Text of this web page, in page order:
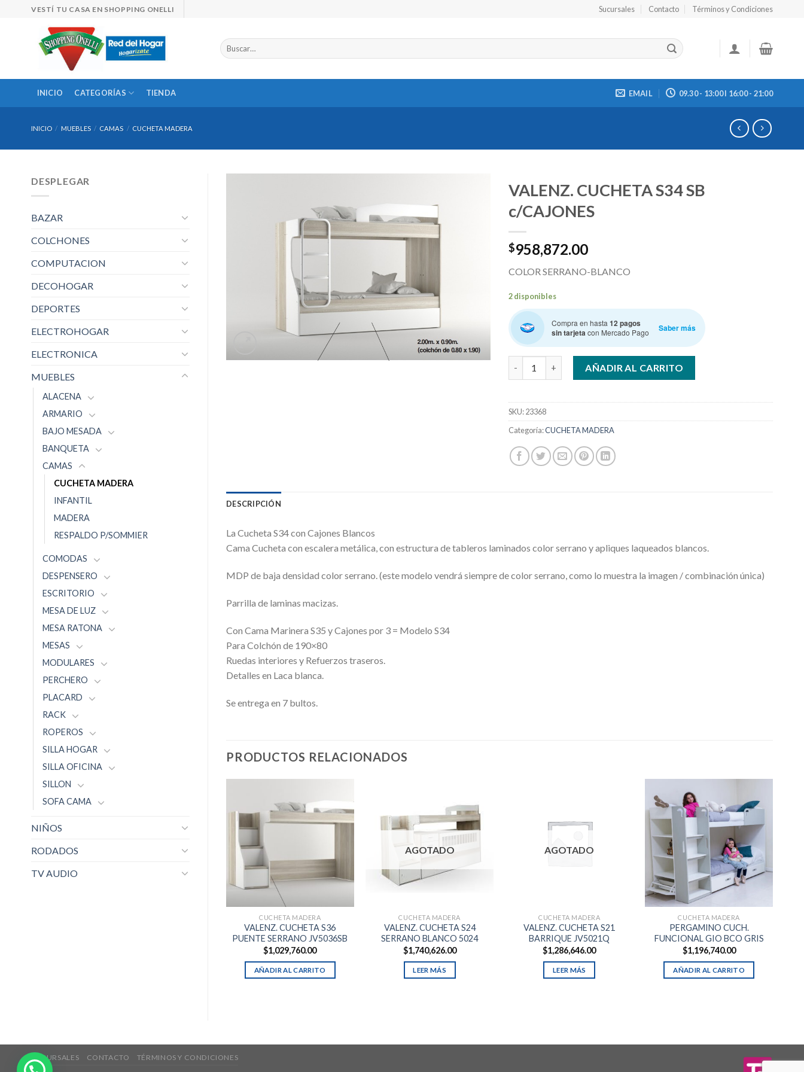
VESTÍ TU CASA EN SHOPPING ONELLI Sucursales Contacto Términos y Condiciones
Buscar
por:
INICIO CATEGORÍAS TIENDA EMAIL 09.30 - 13:00 I 16:00 - 21:00
INICIO / MUEBLES / CAMAS / CUCHETA MADERA
DESPLEGAR
BAZAR
COLCHONES
COMPUTACION
DECOHOGAR
DEPORTES
ELECTROHOGAR
ELECTRONICA
MUEBLES
ALACENA
ARMARIO
BAJO MESADA
BANQUETA
CAMAS
CUCHETA MADERA
INFANTIL
MADERA
RESPALDO P/SOMMIER
COMODAS
DESPENSERO
ESCRITORIO
MESA DE LUZ
MESA RATONA
MESAS
MODULARES
PERCHERO
PLACARD
RACK
ROPEROS
SILLA HOGAR
SILLA OFICINA
SILLON
SOFA CAMA
NIÑOS
RODADOS
TV AUDIO
VALENZ. CUCHETA S34 SB
c/CAJONES
$958,872.00
COLOR SERRANO-BLANCO
2 disponibles
Compra en hasta 12 pagos
sin tarjetacon Mercado Pago Saber más
VALENZ. CUCHETA S34 SB c/CAJONES cantidad
AÑADIR AL CARRITO
SKU:23368
Categoría:CUCHETA MADERA
DESCRIPCIÓN
La Cucheta S34 con Cajones Blancos
Cama Cucheta con escalera metálica, con estructura de tableros laminados color serrano y apliques laqueados blancos.
MDP de baja densidad color serrano. (este modelo vendrá siempre de color serrano, como lo muestra la imagen / combinación única)
Parrilla de laminas macizas.
Con Cama Marinera S35 y Cajones por 3 = Modelo S34
Para Colchón de 190×80
Ruedas interiores y Refuerzos traseros.
Detalles en Laca blanca.
Se entrega en 7 bultos.
PRODUCTOS RELACIONADOS
CUCHETA MADERA
VALENZ. CUCHETA S36
PUENTE SERRANO JV5036SB
$1,029,760.00
AÑADIR AL CARRITO
AGOTADO
CUCHETA MADERA
VALENZ. CUCHETA S24
SERRANO BLANCO 5024
$1,740,626.00
LEER MÁS
AGOTADO
CUCHETA MADERA
VALENZ. CUCHETA S21
BARRIQUE JV5021Q
$1,286,646.00
LEER MÁS
CUCHETA MADERA
PERGAMINO CUCH.
FUNCIONAL GIO BCO GRIS
$1,196,740.00
AÑADIR AL CARRITO
SUCURSALES CONTACTO TÉRMINOS Y CONDICIONES